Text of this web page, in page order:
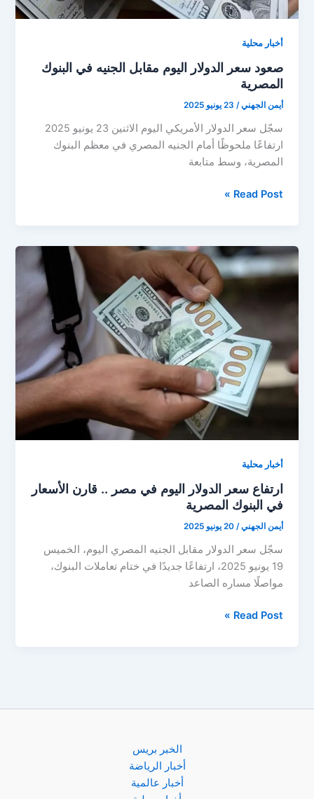
أخبار محلية
صعود سعر الدولار اليوم مقابل الجنيه في البنوك
المصرية
أيمن الجهني/ 23 يونيو 2025
سجّل سعر الدولار الأمريكي اليوم الاثنين 23 يونيو 2025
ارتفاعًا ملحوظًا أمام الجنيه المصري في معظم البنوك
المصرية، وسط متابعة
صعود
اليوم
مقابل
الجنيه
Read Post »
أخبار محلية
ارتفاع سعر الدولار اليوم في مصر .. قارن الأسعار
في البنوك المصرية
أيمن الجهني/20 يونيو 2025
سجّل سعر الدولار مقابل الجنيه المصري اليوم، الخميس
19 يونيو 2025، ارتفاعًا جديدًا في ختام تعاملات البنوك،
مواصلًا مساره الصاعد
ارتفاع
Read Post »
الخبر بريس
أخبار الرياضة
أخبار عالمية